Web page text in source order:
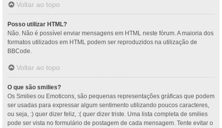
Voltar ao topo
Posso utilizar HTML?
Não. Não é possível enviar mensagens em HTML neste fórum. A maioria dos
formatos utilizados em HTML podem ser reproduzidos na utilização de
BBCode.
Voltar ao topo
O que são smilies?
Os Smilies ou Emoticons, são pequenas representações gráficas que podem
ser usadas para expressar algum sentimento utilizando poucos caracteres,
ou seja, :) quer dizer feliz, :( quer dizer triste. Uma lista completa de smilies
pode ser vista no formulário de postagem de cada mensagem. Tente evitar o